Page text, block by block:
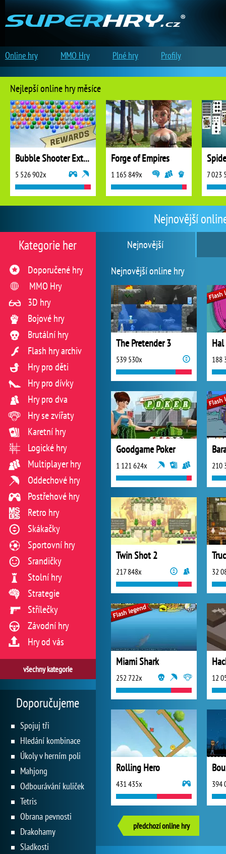
Nejnovější
Nejnovější
Nejnovější online hry
The Pretender 3
539 530x 188
Goodgame Poker
1 121 624x 210
Twin Shot 2
217 848x 32
Miami Shark
252 722x 12
Rolling Hero
431 435x 394
předchozí online hry
Kategorie her
Doporučené hry
MMO Hry
3D hry
Bojové hry
Brutální hry
Flash hry archiv
Hry pro děti
Hry pro dívky
Hry pro dva
Hry se zvířaty
Karetní hry
Logické hry
Multiplayer hry
Oddechové hry
Postřehové hry
Retro hry
Skákačky
Sportovní hry
Srandičky
Stolní hry
Strategie
Střílečky
Závodní hry
Hry od vás
všechny kategorie
Doporučujeme
Spojuj tři
Hledání kombinace
Úkoly v herním poli
Mahjong
Odbourávání kuliček
Tetris
Obrana pevnosti
Drakohamy
Sladkosti
Nejlepší online hry měsíce
Bubble Shooter Extreme
5 526 902x
Forge of Empires
1 165 849x 7 023
Online hry MMO Hry Plné hry Profily